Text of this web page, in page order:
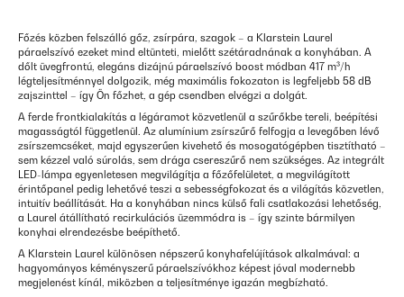
Főzés közben felszálló gőz, zsírpára, szagok – a Klarstein Laurel
páraelszívó ezeket mind eltünteti, mielőtt szétáradnának a konyhában. A
dőlt üvegfrontú, elegáns dizájnú páraelszívó boost módban 417 m³/h
légteljesítménnyel dolgozik, még maximális fokozaton is legfeljebb 58 dB
zajszinttel – így Ön főzhet, a gép csendben elvégzi a dolgát.
A ferde frontkialakítás a légáramot közvetlenül a szűrőkbe tereli, beépítési
magasságtól függetlenül. Az alumínium zsírszűrő felfogja a levegőben lévő
zsírszemcséket, majd egyszerűen kivehető és mosogatógépben tisztítható –
sem kézzel való súrolás, sem drága csereszűrő nem szükséges. Az integrált
LED-lámpa egyenletesen megvilágítja a főzőfelületet, a megvilágított
érintőpanel pedig lehetővé teszi a sebességfokozat és a világítás közvetlen,
intuitív beállítását. Ha a konyhában nincs külső fali csatlakozási lehetőség,
a Laurel átállítható recirkulációs üzemmódra is – így szinte bármilyen
konyhai elrendezésbe beépíthető.
A Klarstein Laurel különösen népszerű konyhafelújítások alkalmával: a
hagyományos kéményszerű páraelszívókhoz képest jóval modernebb
megjelenést kínál, miközben a teljesítménye igazán megbízható.